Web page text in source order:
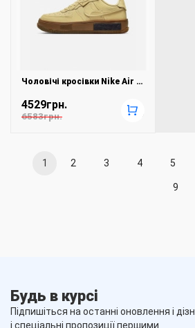
Чоловічі кросівки Nike Air Force 1 Fontanka DH1290-201
4529грн.
6583грн. +
1 2 3 4 5
9
Будь в курсі
Підпишіться на останні оновлення і
і спеціальні пропозиції першими